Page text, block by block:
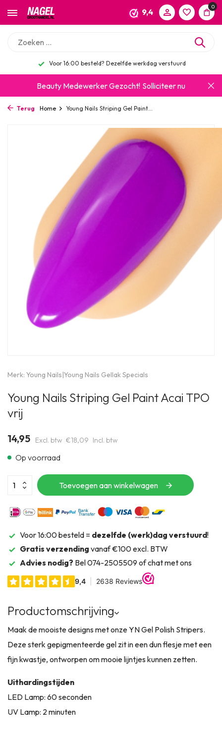
9,4
0
Voor 16:00 besteld? Dezelfde werkdag verstuurd
Beauty Medewerker Gezocht! Solliciteer nu
Terug Home Young Nails Striping Gel Paint...
Merk: Young Nails|Young Nails Gellak Specials
Young Nails Striping Gel Paint Acai TPO
vrij
14,95 Excl. btw €18,09 Incl. btw
Op voorraad
Toevoegen aan winkelwagen
Voor 16:00 besteld = dezelfde (werk)dag verstuurd!
Gratis verzending vanaf €100 excl. BTW
Advies nodig? Bel 074-2505509 of chat met ons
Productomschrijving
Maak de mooiste designs met onze YN Gel Polish Stripers.
Deze sterk gepigmenteerde gel zit in een dun flesje met een
fijn kwastje, ontworpen om mooie lijntjes kunnen zetten.
Uithardingstijden
LED Lamp: 60 seconden
UV Lamp: 2 minuten